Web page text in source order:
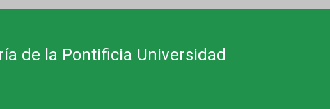
de la Pontificia Universidad